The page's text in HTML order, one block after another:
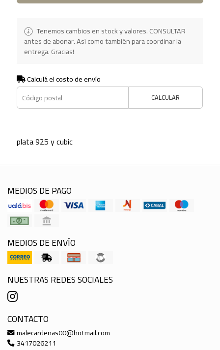
Tenemos cambios en stock y valores. CONSULTAR
antes de abonar. Así como también para coordinar la
entrega. Gracias!
Calculá el costo de envío
CALCULAR
plata 925 y cubic
MEDIOS DE PAGO
MEDIOS DE ENVÍO
NUESTRAS REDES SOCIALES
CONTACTO
malecardenas00@hotmail.com
3417026211